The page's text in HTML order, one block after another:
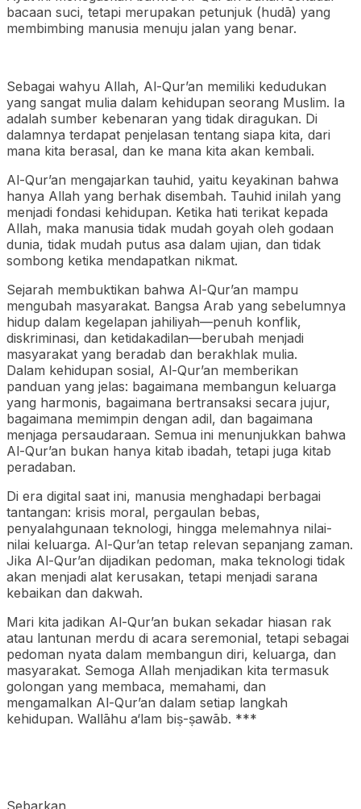
bacaan suci, tetapi merupakan petunjuk (hudā) yang
membimbing manusia menuju jalan yang benar.
Sebagai wahyu Allah, Al-Qur’an memiliki kedudukan
yang sangat mulia dalam kehidupan seorang Muslim. Ia
adalah sumber kebenaran yang tidak diragukan. Di
dalamnya terdapat penjelasan tentang siapa kita, dari
mana kita berasal, dan ke mana kita akan kembali.
Al-Qur’an mengajarkan tauhid, yaitu keyakinan bahwa
hanya Allah yang berhak disembah. Tauhid inilah yang
menjadi fondasi kehidupan. Ketika hati terikat kepada
Allah, maka manusia tidak mudah goyah oleh godaan
dunia, tidak mudah putus asa dalam ujian, dan tidak
sombong ketika mendapatkan nikmat.
Sejarah membuktikan bahwa Al-Qur’an mampu
mengubah masyarakat. Bangsa Arab yang sebelumnya
hidup dalam kegelapan jahiliyah—penuh konflik,
diskriminasi, dan ketidakadilan—berubah menjadi
masyarakat yang beradab dan berakhlak mulia.
Dalam kehidupan sosial, Al-Qur’an memberikan
panduan yang jelas: bagaimana membangun keluarga
yang harmonis, bagaimana bertransaksi secara jujur,
bagaimana memimpin dengan adil, dan bagaimana
menjaga persaudaraan. Semua ini menunjukkan bahwa
Al-Qur’an bukan hanya kitab ibadah, tetapi juga kitab
peradaban.
Di era digital saat ini, manusia menghadapi berbagai
tantangan: krisis moral, pergaulan bebas,
penyalahgunaan teknologi, hingga melemahnya nilai-
nilai keluarga. Al-Qur’an tetap relevan sepanjang zaman.
Jika Al-Qur’an dijadikan pedoman, maka teknologi tidak
akan menjadi alat kerusakan, tetapi menjadi sarana
kebaikan dan dakwah.
Mari kita jadikan Al-Qur’an bukan sekadar hiasan rak
atau lantunan merdu di acara seremonial, tetapi sebagai
pedoman nyata dalam membangun diri, keluarga, dan
masyarakat. Semoga Allah menjadikan kita termasuk
golongan yang membaca, memahami, dan
mengamalkan Al-Qur’an dalam setiap langkah
kehidupan. Wallāhu a‘lam biṣ-ṣawāb. ***
Sebarkan